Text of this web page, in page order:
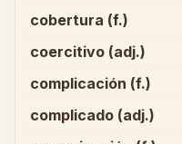
cobertura (f.)
coercitivo (adj.)
complicación (f.)
complicado (adj.)